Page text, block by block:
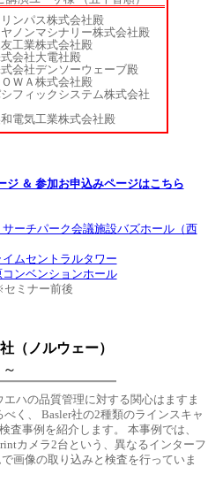
ンパス株式会社殿
ノンマシナリー株式会社殿
工業株式会社殿
会社大電社殿
会社デンソーウェーブ殿
ＷＡ株式会社殿
フィックシステム株式会社
電気工業株式会社殿
ジ ＆ 参加お申込みページはこちら
ーチパーク会議施設バズホール（西
イムセントラルタワー
ンベンションホール
ミナー前後
（ノルウェー）
ハの品質管理に対する関心はますま
く、 Basler社の2種類のラインスキャ
査事例を紹介します。 本事例では、
カメラ2台という、異なるインターフ
画像の取り込みと検査を行っていま